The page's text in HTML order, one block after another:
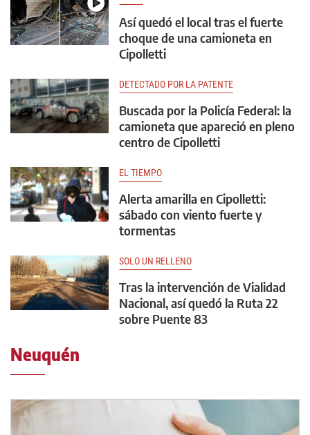
Así quedó el local tras el fuerte
choque de una camioneta en
Cipolletti
DETECTADO POR LA PATENTE
Buscada por la Policía Federal: la
camioneta que apareció en pleno
centro de Cipolletti
EL TIEMPO
Alerta amarilla en Cipolletti:
sábado con viento fuerte y
tormentas
SOLO UN RELLENO
Tras la intervención de Vialidad
Nacional, así quedó la Ruta 22
sobre Puente 83
Neuquén